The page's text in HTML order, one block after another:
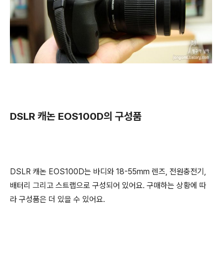
DSLR 캐논 EOS100D의 구성품
DSLR 캐논 EOS100D는 바디와 18-55mm 렌즈, 전원충전기,
배터리 그리고 스트랩으로 구성되어 있어요. 구매하는 상황에 따
라 구성품은 더 있을 수 있어요.